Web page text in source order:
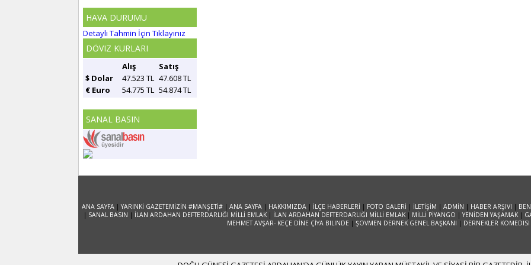
HAVA DURUMU
Detaylı Tahmin İçin Tıklayınız
DÖVIZ KURLARI
Alış
Satış
$ Dolar
47.523 TL 47.608 TL
€ Euro
54.775 TL 54.874 TL
SANAL BASIN
ANA SAYFA|YARINKİ GAZETEMİZİN #MANŞETİ#| ANA SAYFA| HAKKIMIZDA| İLÇE HABERLERİ | FOTO GALERİ | İLETİŞİM | ADMİN | HABER ARŞIVI |
| SANAL BASIN | İLAN ARDAHAN DEFTERDARLIĞI MİLLİ EMLAK | İLAN ARDAHAN DEFTERDARLIĞI MİLLİ EMLAK | MİLLİ PİYANGO |YENİDEN YAŞAMAK |
MEHMET AVŞAR- KEÇE DİNE ÇİYA BILINDE| ŞOVMEN DERNEK GENEL BAŞKANI | DERNEKLER KOMEDISI